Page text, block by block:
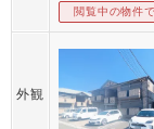
閲覧中の物件
外観